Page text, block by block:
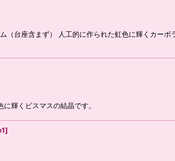
台座含まず） 人工的に作られた虹色に輝くカーボ
輝くビスマスの結晶です。
]